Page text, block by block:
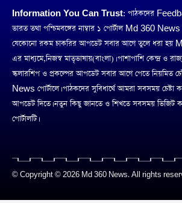
Information You Can Trust: পাঠকদের
ভারত তথা পশ্চিমবঙ্গের নাম্বার ১ পোর্টাল Md 360
যেকোনো রকম চাকরির আপডেট সবার আগে তুলে ধরা হয়
এর মাধ্যমে,নিজস্ব মাতৃভাষায়(বাংলা)। পাশাপাশি কেন্দ্র ও
স্কলারশিপ ও প্রকল্পের আপডেট সবার আগে পেতে নিয়মিত
News পোর্টালে। পাঠকদের সুবিধার্থে আমরা সবসময়
আপডেট দিতে। নতুন কিছু জানতে ও শিখতে সবসময়
পোর্টালটি।
© Copyright © 2026 Md 360 News. All rights